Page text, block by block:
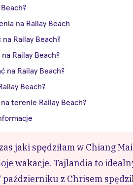
na Railay Beach
Railay Beach?
Railay Beach?
na Railay Beach?
Beach?
terenie Railay Beach?
jaki spędziłam w Chiang
wakacje. Tajlandia to
październiku z Chrisem